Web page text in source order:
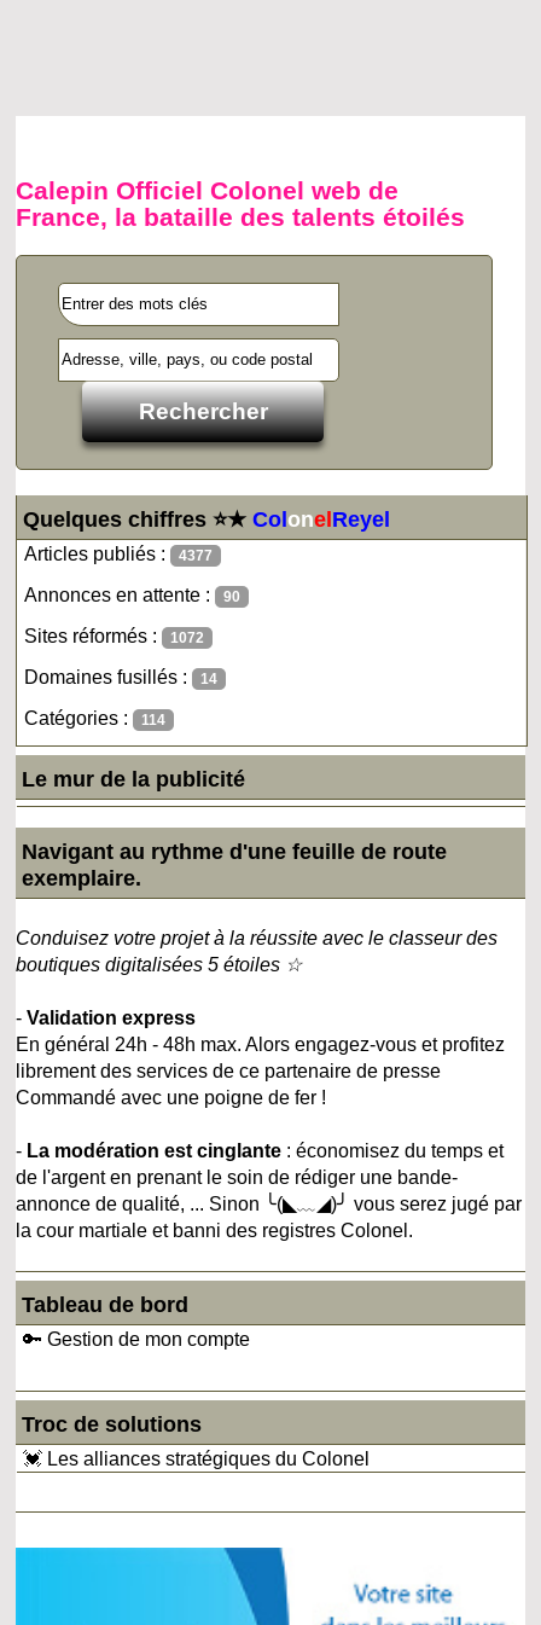
Calepin Officiel Colonel web de
France, la bataille des talents étoilés
Quelques chiffres ⭐★ColonelReyel
Articles publiés : 4377
Annonces en attente : 90
Sites réformés : 1072
Domaines fusillés : 14
Catégories : 114
Le mur de la publicité
Navigant au rythme d'une feuille de route
exemplaire.
Conduisez votre projet à la réussite avec le classeur des
boutiques digitalisées 5 étoiles ☆
-Validation express
En général 24h - 48h max. Alors engagez-vous et profitez
librement des services de ce partenaire de presse
Commandé avec une poigne de fer !
- La modération est cinglante : économisez du temps et
de l'argent en prenant le soin de rédiger une bande-
annonce de qualité, ... Sinon ╰(◣﹏◢)╯ vous serez jugé par
la cour martiale et banni des registres Colonel.
Tableau de bord
🔑 Gestion de mon compte
Troc de solutions
💓 Les alliances stratégiques du Colonel